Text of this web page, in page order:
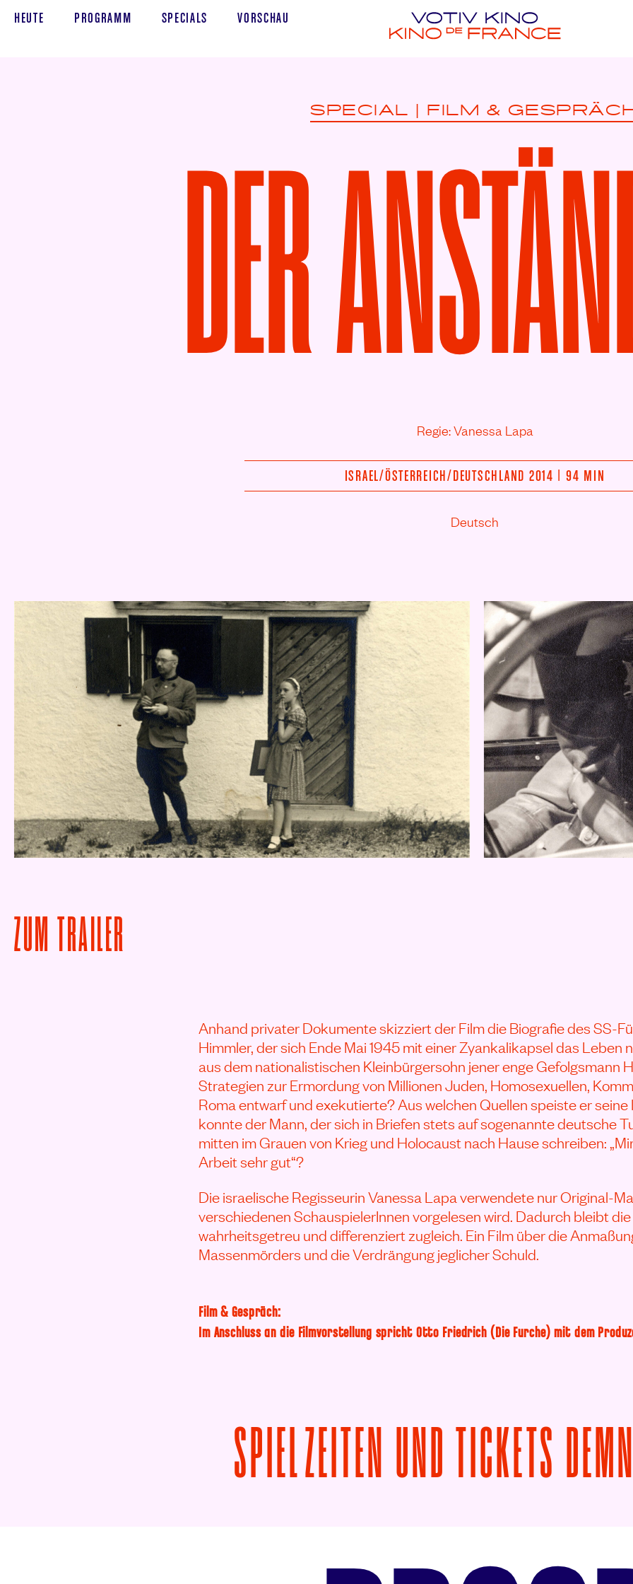
HEUTE PROGRAMM SPECIALS VORSCHAU
SPECIAL FILM &
DER
Regie: Vanessa Lapa
ISRAEL/ÖSTERREICH/DEUTSCHLAND 2014 | 94 MIN
Deutsch
ZUMTRAILER
Anhand privater Dokumente skizziert der Film die Biografie des SS-
Himmler, der sich Ende Mai 1945 mit einer Zyankalikapsel das Leben
aus dem nationalistischen Kleinbürgersohn jener enge Gefolgsmann
Strategien zur Ermordung von Millionen Juden, Homosexuellen,
Roma entwarf und exekutierte? Aus welchen Quellen speiste er seine
konnte der Mann, der sich in Briefen stets auf sogenannte deutsche
mitten im Grauen von Krieg und Holocaust nach Hause schreiben:
Arbeit sehr gut“?
Die israelische Regisseurin Vanessa Lapa verwendete nur Original-
verschiedenen SchauspielerInnen vorgelesen wird. Dadurch bleibt
wahrheitsgetreu und differenziert zugleich. Ein Film über die
Massenmörders und die Verdrängung jeglicher Schuld.
Film & Gespräch:
Im Anschluss an die Filmvorstellung spricht Otto Friedrich (Die Furche) mit dem
SPIELZEITEN UND TICKETS